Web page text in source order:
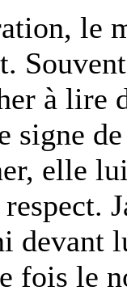
le
à lire
signe
elle
devant
fois le